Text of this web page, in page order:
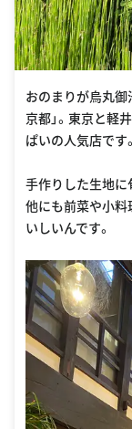
おのまりが烏丸御
京都」。東京と軽
ぱいの人気店です。
手作りした生地に
他にも前菜や小料
いしいんです。